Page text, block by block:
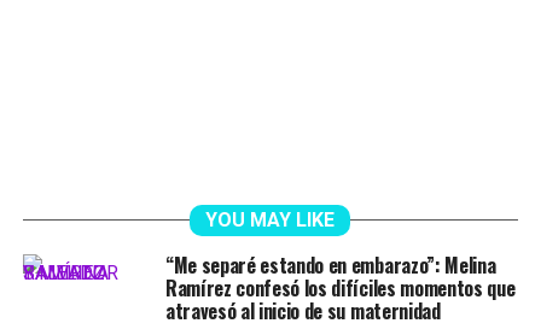
YOU MAY LIKE
“Me separé estando en embarazo”: Melina
Ramírez confesó los difíciles momentos que
atravesó al inicio de su maternidad